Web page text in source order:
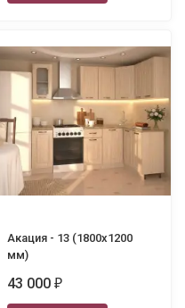
Акация - 13 (1800х1200
мм)
43 000₽